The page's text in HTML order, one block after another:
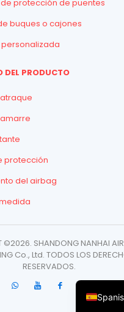
protección de puentes
buques o cajones
DEL PRODUCTO
protección
del airbag
©2026. SHANDONG NANHAI
Co., Ltd. TODOS LOS
RESERVADOS.